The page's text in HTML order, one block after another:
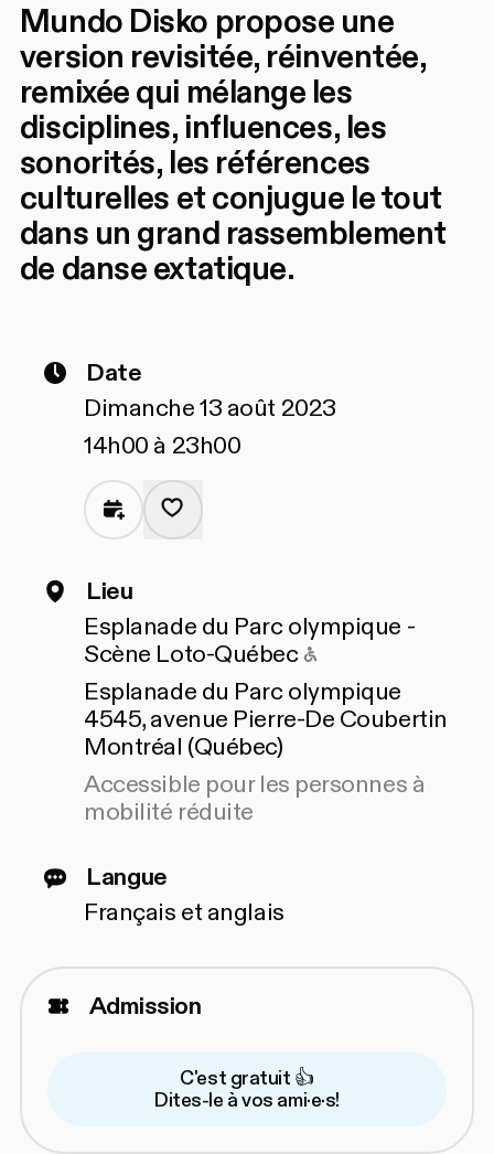
Mundo Disko propose une
version revisitée, réinventée,
remixée qui mélange les
disciplines, influences, les
sonorités, les références
culturelles et conjugue le tout
dans un grand rassemblement
de danse extatique.
Date
Dimanche 13 août 2023
14h00 à 23h00
Lieu
Esplanade du Parc olympique -
Scène Loto-Québec Accessible
Esplanade du Parc olympique
4545, avenue Pierre-De Coubertin
Montréal (Québec)
Accessible pour les personnes à
mobilité réduite
Langue
Français et anglais
Admission
C'est gratuit 👍
Dites-le à vos ami·e·s!